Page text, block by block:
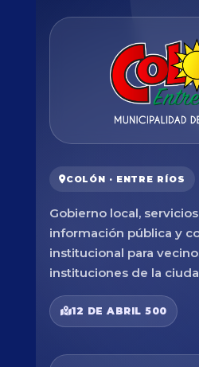
COLÓN · ENTRE RÍOS
Gobierno local,
información pública y
institucional para
instituciones de la
12 DE ABRIL 500